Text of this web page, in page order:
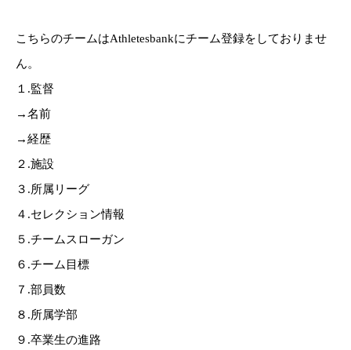
こちらのチームはAthletesbankにチーム登録をしておりませ
ん。
１.監督
→名前
→経歴
２.施設
３.所属リーグ
４.セレクション情報
５.チームスローガン
６.チーム目標
７.部員数
８.所属学部
９.卒業生の進路